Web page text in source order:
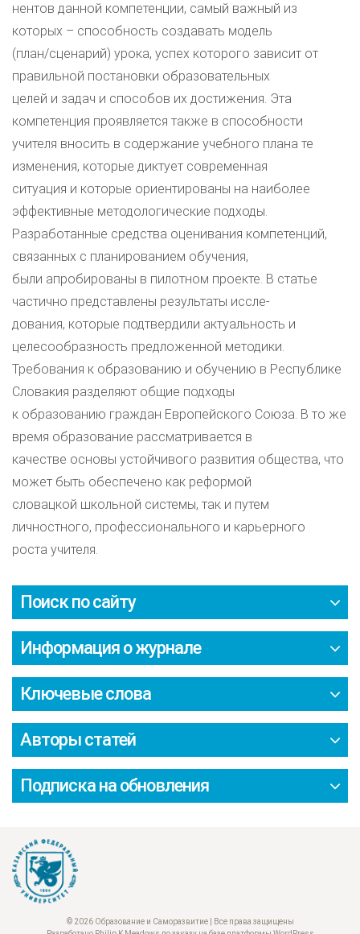
нентов данной компетенции, самый важный из
которых – способность создавать модель
(план/сценарий) урока, успех которого зависит от
правильной постановки образовательных
целей и задач и способов их достижения. Эта
компетенция проявляется также в способности
учителя вносить в содержание учебного плана те
изменения, которые диктует современная
ситуация и которые ориентированы на наиболее
эффективные методологические подходы.
Разработанные средства оценивания компетенций,
связанных с планированием обучения,
были апробированы в пилотном проекте. В статье
частично представлены результаты иссле-
дования, которые подтвердили актуальность и
целесообразность предложенной методики.
Требования к образованию и обучению в Республике
Словакия разделяют общие подходы
к образованию граждан Европейского Союза. В то же
время образование рассматривается в
качестве основы устойчивого развития общества, что
может быть обеспечено как реформой
словацкой школьной системы, так и путем
личностного, профессионального и карьерного
роста учителя.
Поиск по сайту
Информация о журнале
Ключевые слова
Авторы статей
Подписка на обновления
© 2026 Образование и Саморазвитие | Все права защищены